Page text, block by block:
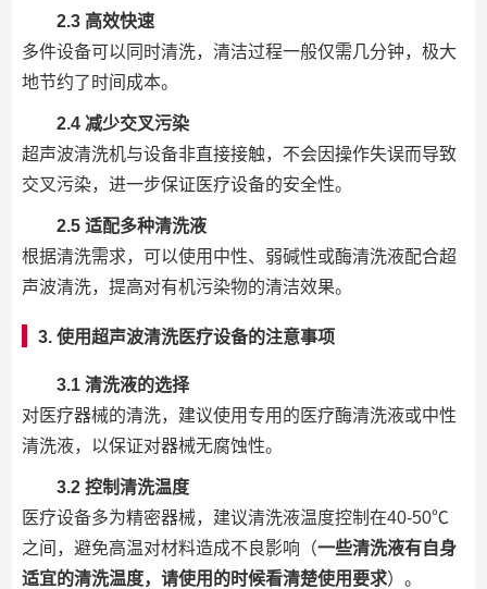
2.3 高效快速
多件设备可以同时清洗，清洁过程一般仅需几分钟，极大
地节约了时间成本。
2.4 减少交叉污染
超声波清洗机与设备非直接接触，不会因操作失误而导致
交叉污染，进一步保证医疗设备的安全性。
2.5 适配多种清洗液
根据清洗需求，可以使用中性、弱碱性或酶清洗液配合超
声波清洗，提高对有机污染物的清洁效果。
3. 使用超声波清洗医疗设备的注意事项
3.1 清洗液的选择
对医疗器械的清洗，建议使用专用的医疗酶清洗液或中性
清洗液，以保证对器械无腐蚀性。
3.2 控制清洗温度
医疗设备多为精密器械，建议清洗液温度控制在40-50℃
之间，避免高温对材料造成不良影响（一些清洗液有自身
适宜的清洗温度，请使用的时候看清楚使用要求）。